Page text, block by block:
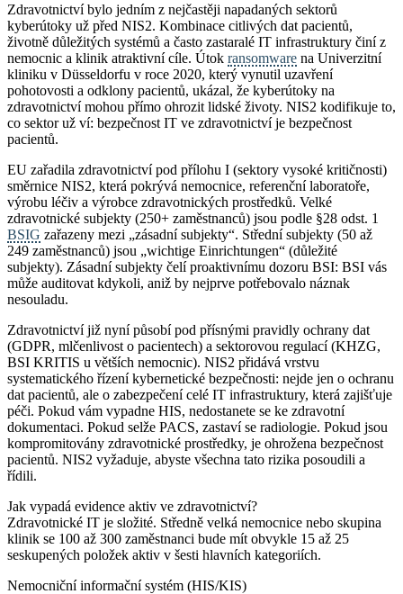
Zdravotnictví bylo jedním z nejčastěji napadaných sektorů
kyberútoky už před NIS2. Kombinace citlivých dat pacientů,
životně důležitých systémů a často zastaralé IT infrastruktury činí z
nemocnic a klinik atraktivní cíle. Útok ransomware na Univerzitní
kliniku v Düsseldorfu v roce 2020, který vynutil uzavření
pohotovosti a odklony pacientů, ukázal, že kyberútoky na
zdravotnictví mohou přímo ohrozit lidské životy. NIS2 kodifikuje to,
co sektor už ví: bezpečnost IT ve zdravotnictví je bezpečnost
pacientů.
EU zařadila zdravotnictví pod přílohu I (sektory vysoké kritičnosti)
směrnice NIS2, která pokrývá nemocnice, referenční laboratoře,
výrobu léčiv a výrobce zdravotnických prostředků. Velké
zdravotnické subjekty (250+ zaměstnanců) jsou podle §28 odst. 1
BSIG zařazeny mezi „zásadní subjekty“. Střední subjekty (50 až
249 zaměstnanců) jsou „wichtige Einrichtungen“ (důležité
subjekty). Zásadní subjekty čelí proaktivnímu dozoru BSI: BSI vás
může auditovat kdykoli, aniž by nejprve potřebovalo náznak
nesouladu.
Zdravotnictví již nyní působí pod přísnými pravidly ochrany dat
(GDPR, mlčenlivost o pacientech) a sektorovou regulací (KHZG,
BSI KRITIS u větších nemocnic). NIS2 přidává vrstvu
systematického řízení kybernetické bezpečnosti: nejde jen o ochranu
dat pacientů, ale o zabezpečení celé IT infrastruktury, která zajišťuje
péči. Pokud vám vypadne HIS, nedostanete se ke zdravotní
dokumentaci. Pokud selže PACS, zastaví se radiologie. Pokud jsou
kompromitovány zdravotnické prostředky, je ohrožena bezpečnost
pacientů. NIS2 vyžaduje, abyste všechna tato rizika posoudili a
řídili.
Jak vypadá evidence aktiv ve zdravotnictví?
Zdravotnické IT je složité. Středně velká nemocnice nebo skupina
klinik se 100 až 300 zaměstnanci bude mít obvykle 15 až 25
seskupených položek aktiv v šesti hlavních kategoriích.
Nemocniční informační systém (HIS/KIS)